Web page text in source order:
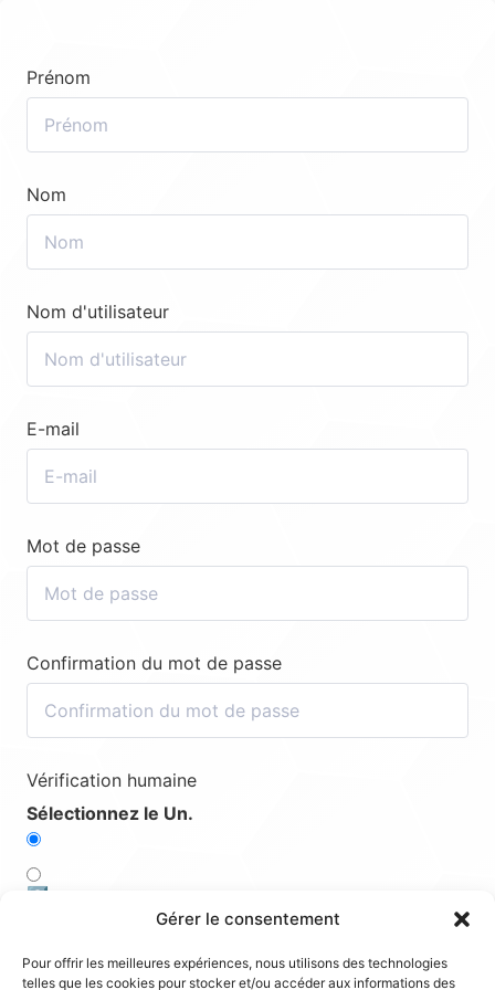
Gérer le consentement
Pour offrir les meilleures expériences, nous utilisons des technologies
telles que les cookies pour stocker et/ou accéder aux informations des
Prénom
Nom
Nom d'utilisateur
E-mail
Mot de passe
Confirmation du mot de passe
Vérification humaine
Sélectionnez le Un.
2️⃣